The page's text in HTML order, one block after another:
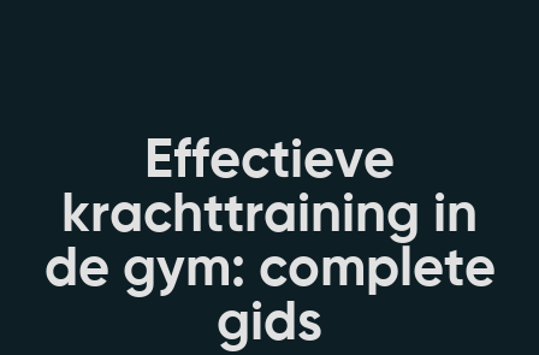
Effectieve
krachttraining in
de gym: complete
gids